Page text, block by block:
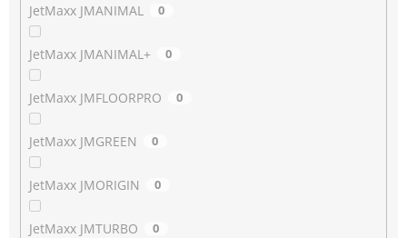
JetMaxx JMANIMAL 0
JetMaxx JMANIMAL+ 0
JetMaxx JMFLOORPRO 0
JetMaxx JMGREEN 0
JetMaxx JMORIGIN 0
JetMaxx JMTURBO 0